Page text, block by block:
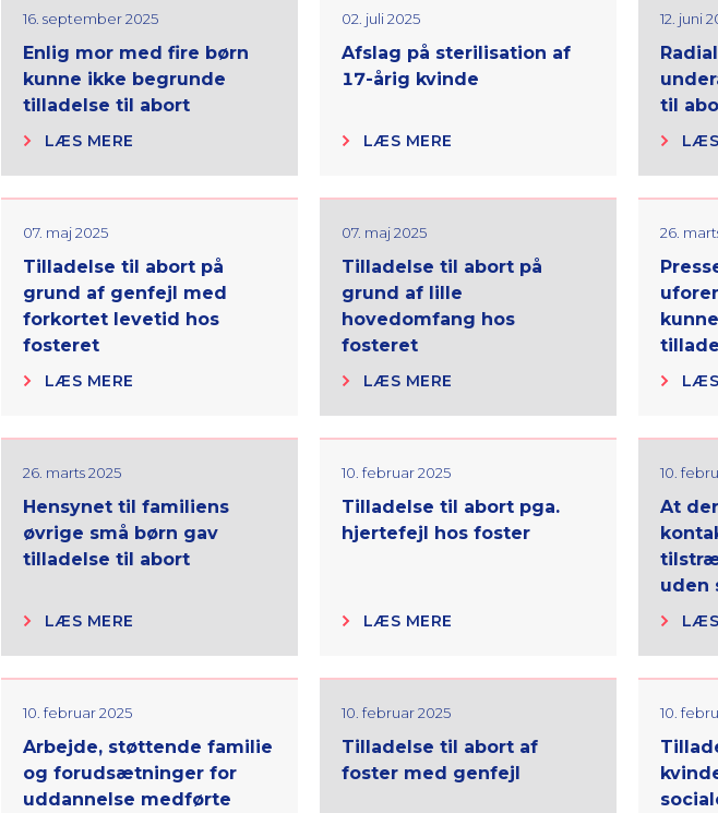
16. september 2025
Enlig mor med fire børn
kunne ikke begrunde
tilladelse til abort
LÆS MERE
02. juli 2025
Afslag på sterilisation af
17-årig kvinde
LÆS MERE
12. juni
til
LÆS
07. maj 2025
Tilladelse til abort på
grund af genfejl med
forkortet levetid hos
fosteret
LÆS MERE
07. maj 2025
Tilladelse til abort på
grund af lille
hovedomfang hos
fosteret
LÆS MERE
26.
LÆS
26. marts 2025
Hensynet til familiens
øvrige små børn gav
tilladelse til abort
LÆS MERE
10. februar 2025
Tilladelse til abort pga.
hjertefejl hos foster
LÆS MERE
10.
At
uden
LÆS
10. februar 2025
Arbejde, støttende familie
og forudsætninger for
uddannelse medførte
10. februar 2025
Tilladelse til abort af
foster med genfejl
10.